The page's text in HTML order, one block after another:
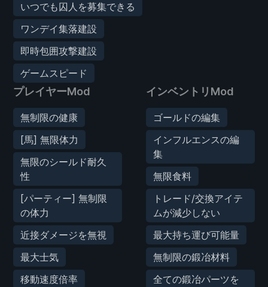
いつでも囚人を募集できる
ワンデイ集落建設
即時包囲攻撃建設
ゲームスピード
プレイヤーMod
無制限の健康
[馬] 無限体力
無限のシールド耐久
性
[パーティー] 無制限
の体力
近接ダメージを無視
最大士気
移動速度倍率
インベントリMod
ゴールドの編集
インフルエンスの編
集
無限食料
トレード/交換アイテ
ムが減少しない
最大持ち運び可能量
無制限の鍛冶材料
全ての鍛冶パーツを